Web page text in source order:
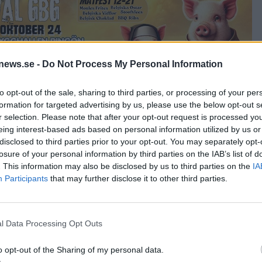
- Do Not Process My Personal Information
opt-out of the sale, sharing to third parties, or processing of your
for targeted advertising by us, please use the below opt-out
selection. Please note that after your opt-out request is processed
interest-based ads based on personal information utilized by us
to third parties prior to your opt-out. You may separately
of your personal information by third parties on the IAB’s list of
This information may also be disclosed by us to third parties on the
Participants that may further disclose it to other third parties.
Data Processing Opt Outs
opt-out of the Sharing of my personal data.
mig var det enklare då att ta steget, säger Ek.
All In Beer Fest i fjol och direkt var mottagandet riktigt bra. Nu
i Sverige på Untappd.
på mottagandet på Untappd. Jag har varit noga med att få
om de inte var så bra i början. Sedan har jag försökt att ta till
om sina mjöd på kvällar och helger. Framför allt är själva
bär. Då tillkommer en del mekaniska utmaningar och
och blandar snarare ingredienser. Sedan får du hålla koll på